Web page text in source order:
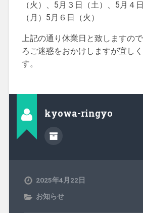
（火）、5月３日（土）、5月４
（月）5月６日（火）
上記の通り休業日と致しますの
ろご迷惑をおかけしますが宜し
す。
kyowa-ringyo
2025年4月22日
お知らせ